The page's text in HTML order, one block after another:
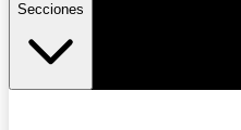
Secciones